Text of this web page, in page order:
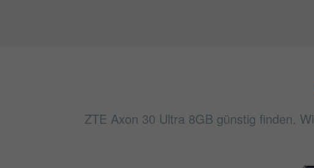
ZTE Axon 30 Ultra 8GB günstig finden.